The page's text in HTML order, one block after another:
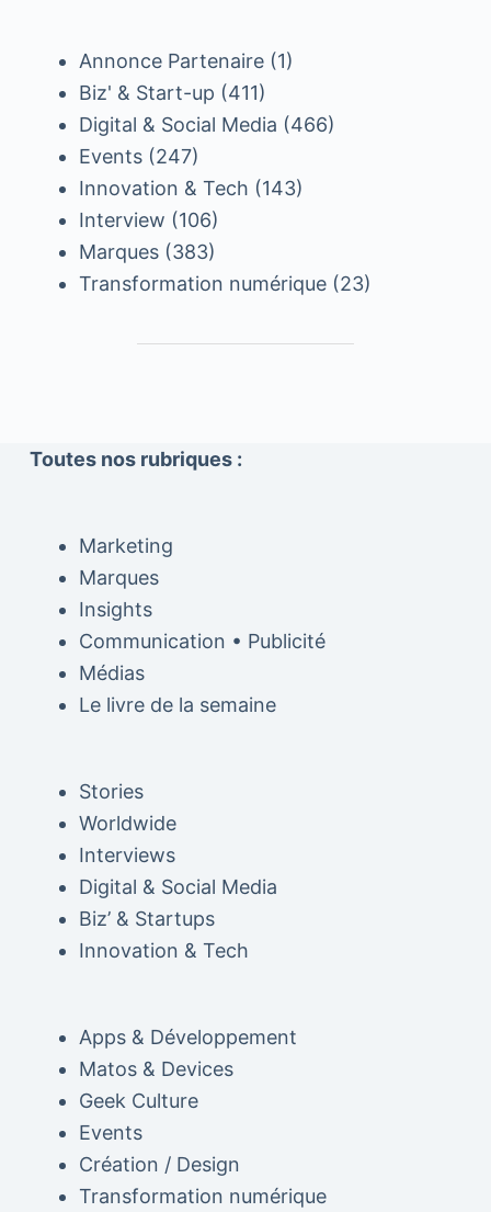
Annonce Partenaire(1)
Biz' & Start-up (411)
Digital & Social Media (466)
Events(247)
Innovation & Tech (143)
Interview (106)
Marques(383)
Transformation numérique(23)
Toutes nos rubriques :
Marketing
Marques
Insights
Communication • Publicité
Médias
Le livre de la semaine
Stories
Worldwide
Interviews
Digital & Social Media
Biz’ & Startups
Innovation & Tech
Apps & Développement
Matos & Devices
Geek Culture
Events
Création / Design
Transformation numérique